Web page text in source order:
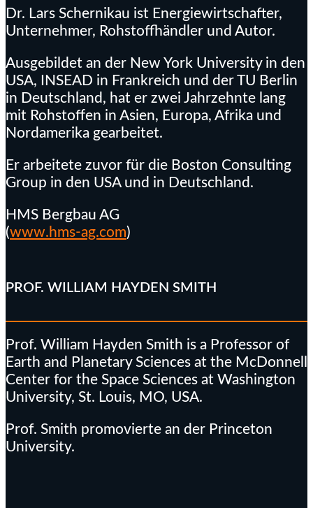
Dr. Lars Schernikau ist Energiewirtschafter,
Unternehmer, Rohstoffhändler und Autor.
Ausgebildet an der New York University in den
USA, INSEAD in Frankreich und der TU Berlin
in Deutschland, hat er zwei Jahrzehnte lang
mit Rohstoffen in Asien, Europa, Afrika und
Nordamerika gearbeitet.
Er arbeitete zuvor für die Boston Consulting
Group in den USA und in Deutschland.
HMS Bergbau AG
(www.hms-ag.com)
PROF. WILLIAM HAYDEN SMITH
Prof. William Hayden Smith is a Professor of
Earth and Planetary Sciences at the McDonnell
Center for the Space Sciences at Washington
University, St. Louis, MO, USA.
Prof. Smith promovierte an der Princeton
University.